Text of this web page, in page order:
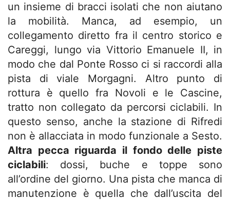
un insieme di bracci isolati che non aiutano
la mobilità. Manca, ad esempio, un
collegamento diretto fra il centro storico e
Careggi, lungo via Vittorio Emanuele II, in
modo che dal Ponte Rosso ci si raccordi alla
pista di viale Morgagni. Altro punto di
rottura è quello fra Novoli e le Cascine,
tratto non collegato da percorsi ciclabili. In
questo senso, anche la stazione di Rifredi
non è allacciata in modo funzionale a Sesto.
Altra pecca riguarda il fondo delle piste
ciclabili: dossi, buche e toppe sono
all’ordine del giorno. Una pista che manca di
manutenzione è quella che dall’uscita del